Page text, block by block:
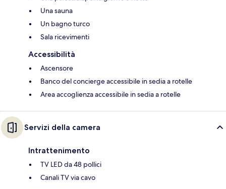
Una sauna
Un bagno turco
Sala ricevimenti
Accessibilità
Ascensore
Banco del concierge accessibile in sedia a rotelle
Area accoglienza accessibile in sedia a rotelle
Servizi della camera
Intrattenimento
TV LED da 48 pollici
Canali TV via cavo